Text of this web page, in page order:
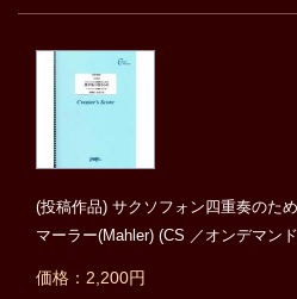
(投稿作品) サクソフォン四重奏のた
マーラー(Mahler) (CS ／オンデマン
価格：2,200円